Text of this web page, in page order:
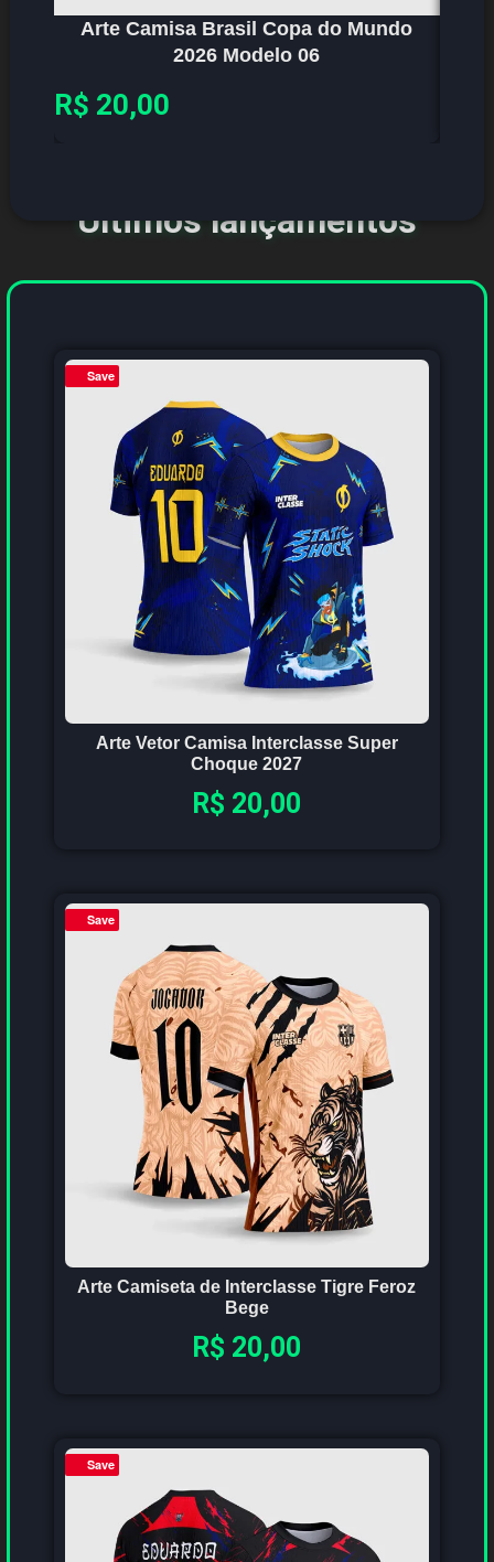
Arte Camisa Brasil Copa do Mundo
2026 Modelo 06
R$ 20,00
Últimos lançamentos
Save
Arte Vetor Camisa Interclasse Super
Choque 2027
R$ 20,00
Save
Arte Camiseta de Interclasse Tigre Feroz
Bege
R$ 20,00
Save